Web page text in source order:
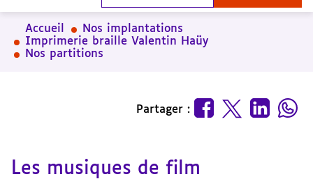
Accueil
Nos implantations
Imprimerie braille Valentin Haüy
Nos partitions
Partager :
Les musiques de film